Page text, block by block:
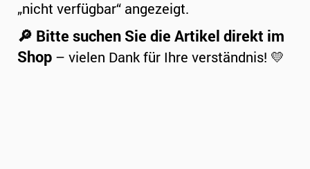
„nicht verfügbar“ angezeigt.
🔎 Bitte suchen Sie die Artikel direkt im
Shop – vielen Dank für Ihre verständnis! 💛